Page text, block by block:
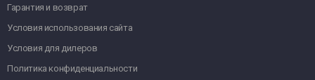
Гарантия и возврат
Условия использования сайта
Условия для дилеров
Политика конфиденциальности